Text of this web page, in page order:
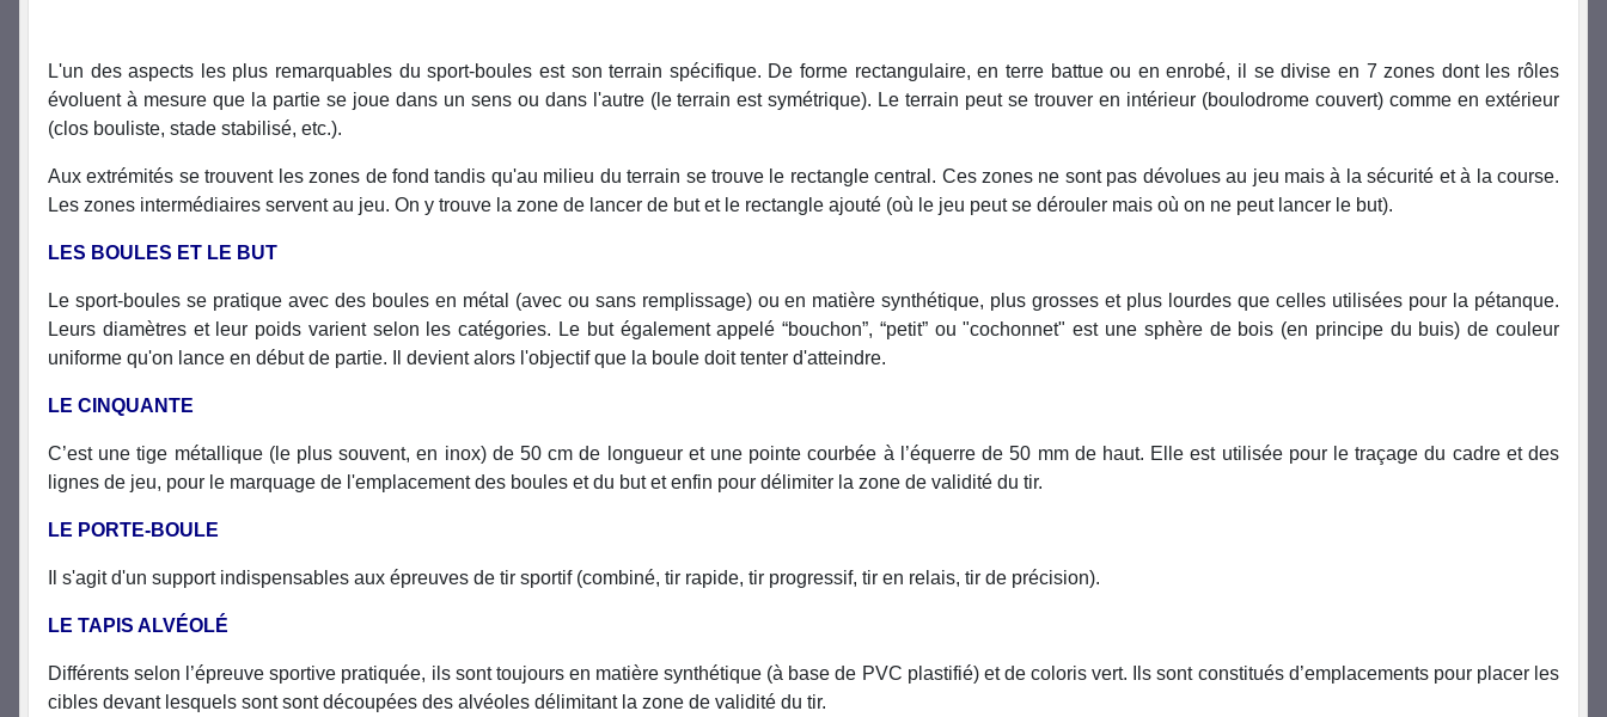
L'un des aspects les plus remarquables du sport-boules est son terrain spécifique. De forme rectangulaire, en terre battue ou en enrobé, il se divise en 7 zones dont les rôles
évoluent à mesure que la partie se joue dans un sens ou dans l'autre (le terrain est symétrique). Le terrain peut se trouver en intérieur (boulodrome couvert) comme en extérieur
(clos bouliste, stade stabilisé, etc.).
Aux extrémités se trouvent les zones de fond tandis qu'au milieu du terrain se trouve le rectangle central. Ces zones ne sont pas dévolues au jeu mais à la sécurité et à la course.
Les zones intermédiaires servent au jeu. On y trouve la zone de lancer de but et le rectangle ajouté (où le jeu peut se dérouler mais où on ne peut lancer le but).
LES BOULES ET LE BUT
Le sport-boules se pratique avec des boules en métal (avec ou sans remplissage) ou en matière synthétique, plus grosses et plus lourdes que celles utilisées pour la pétanque.
Leurs diamètres et leur poids varient selon les catégories. Le but également appelé “bouchon”, “petit” ou "cochonnet" est une sphère de bois (en principe du buis) de couleur
uniforme qu'on lance en début de partie. Il devient alors l'objectif que la boule doit tenter d'atteindre.
LE CINQUANTE
C’est une tige métallique (le plus souvent, en inox) de 50 cm de longueur et une pointe courbée à l’équerre de 50 mm de haut. Elle est utilisée pour le traçage du cadre et des
lignes de jeu, pour le marquage de l'emplacement des boules et du but et enfin pour délimiter la zone de validité du tir.
LE PORTE-BOULE
Il s'agit d'un support indispensables aux épreuves de tir sportif (combiné, tir rapide, tir progressif, tir en relais, tir de précision).
LE TAPIS ALVÉOLÉ
Différents selon l’épreuve sportive pratiquée, ils sont toujours en matière synthétique (à base de PVC plastifié) et de coloris vert. Ils sont constitués d’emplacements pour placer les
cibles devant lesquels sont sont découpées des alvéoles délimitant la zone de validité du tir.